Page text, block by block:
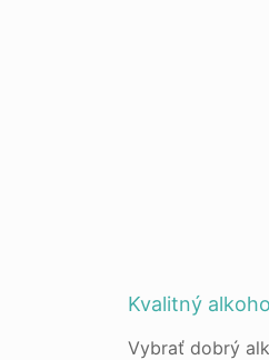
Kvalitný
Vybrať dobrý